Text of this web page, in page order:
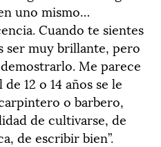
uno mismo…
Cuando te sientes
ser muy brillante, pero
Me parece
12 o 14 años se le
o barbero,
de cultivarse, de
de escribir bien”.